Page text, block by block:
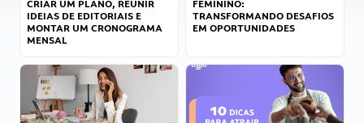
CRIAR UM PLANO, REUNIR
IDEIAS DE EDITORIAIS E
MONTAR UM CRONOGRAMA
MENSAL
FEMININO:
TRANSFORMANDO DESAFIOS
EM OPORTUNIDADES